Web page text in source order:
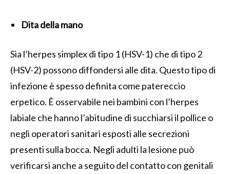
Dita della mano
Sia l’herpes simplex di tipo 1 (HSV-1) che di tipo 2
(HSV-2) possono diffondersi alle dita. Questo tipo di
infezione è spesso definita come patereccio
erpetico. È osservabile nei bambini con l’herpes
labiale che hanno l’abitudine di succhiarsi il pollice o
negli operatori sanitari esposti alle secrezioni
presenti sulla bocca. Negli adulti la lesione può
verificarsi anche a seguito del contatto con genitali